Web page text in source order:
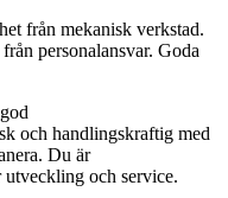
från mekanisk verkstad.
personalansvar. Goda
och handlingskraftig med
Du är
utveckling och service.